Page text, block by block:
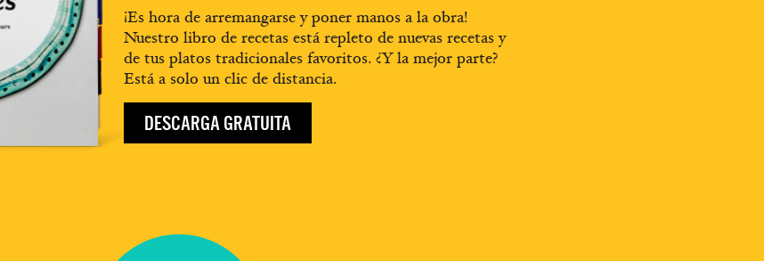
¡Es hora de arremangarse y poner manos a la obra!
Nuestro libro de recetas está repleto de nuevas recetas y
de tus platos tradicionales favoritos. ¿Y la mejor parte?
Está a solo un clic de distancia.
DESCARGA GRATUITA